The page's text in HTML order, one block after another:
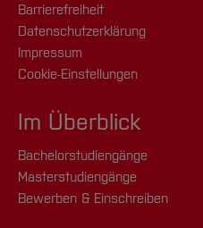
Barrierefreiheit
Datenschutzerklärung
Impressum
Cookie-Einstellungen
Im Überblick
Bachelorstudiengänge
Masterstudiengänge
Bewerben & Einschreiben